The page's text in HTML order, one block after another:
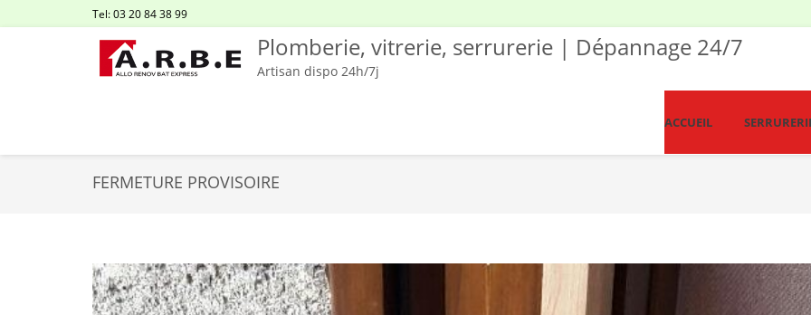
Tel: 03 20 84 38 99
Plomberie, vitrerie, serrurerie | Dépannage 24/7
Artisan dispo 24h/7j
ACCUEIL
FERMETURE PROVISOIRE